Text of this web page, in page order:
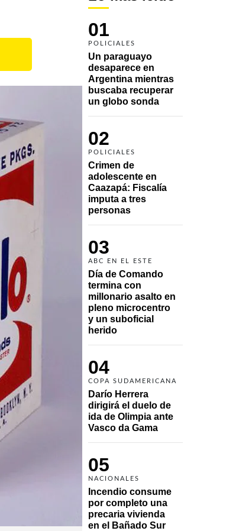
01
POLICIALES
Un paraguayo
desaparece en
Argentina mientras
buscaba recuperar
un globo sonda
02
POLICIALES
Crimen de
adolescente en
Caazapá: Fiscalía
imputa a tres
personas
03
ABC EN EL ESTE
Día de Comando
termina con
millonario asalto en
pleno microcentro
y un suboficial
herido
04
COPA SUDAMERICANA
Darío Herrera
dirigirá el duelo de
ida de Olimpia ante
Vasco da Gama
05
NACIONALES
Incendio consume
por completo una
precaria vivienda
en el Bañado Sur